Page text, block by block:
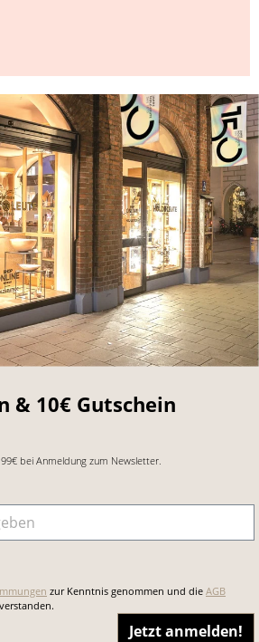
& 10€ Gutschein
bei Anmeldung zum Newsletter.
zur Kenntnis genommen und die AGB
Jetzt anmelden!